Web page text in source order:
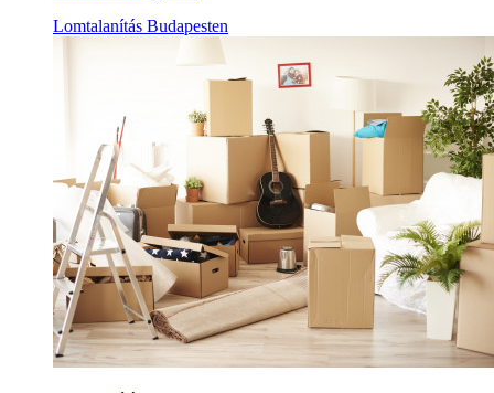
Lomtalanítás Budapesten